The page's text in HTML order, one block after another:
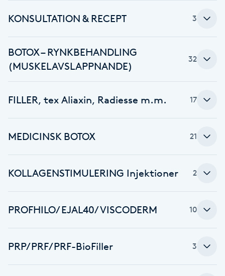
Babylights
Bambumassage
Barber
BIAB
Bottenfärg
Brynformning
KONSULTATION & RECEPT 3
BOTOX – RYNKBEHANDLING
(MUSKELAVSLAPPNANDE)
32
FILLER, tex Aliaxin, Radiesse m.m. 17
MEDICINSK BOTOX 21
KOLLAGENSTIMULERING Injektioner 2
PROFHILO/ EJAL40/VISCODERM 10
PRP/PRF/PRF-BioFiller 3